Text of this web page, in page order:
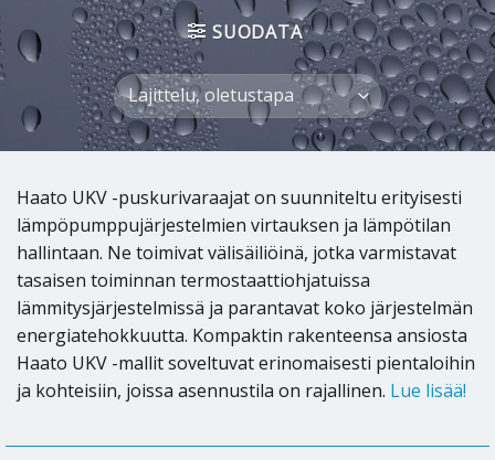
SUODATA
Haato UKV -puskurivaraajat on suunniteltu erityisesti
lämpöpumppujärjestelmien virtauksen ja lämpötilan
hallintaan. Ne toimivat välisäiliöinä, jotka varmistavat
tasaisen toiminnan termostaattiohjatuissa
lämmitysjärjestelmissä ja parantavat koko järjestelmän
energiatehokkuutta. Kompaktin rakenteensa ansiosta
Haato UKV -mallit soveltuvat erinomaisesti pientaloihin
ja kohteisiin, joissa asennustila on rajallinen. Lue lisää!